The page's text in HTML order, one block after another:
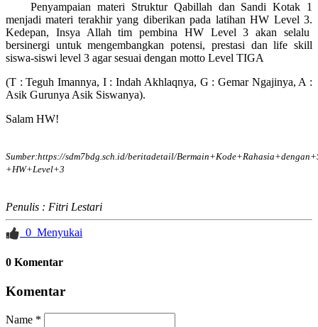
Penyampaian materi Struktur Qabillah dan Sandi Kotak 1
menjadi materi terakhir yang diberikan pada latihan HW Level 3.
Kedepan, Insya Allah tim pembina HW Level 3 akan selalu
bersinergi untuk mengembangkan potensi, prestasi dan life skill
siswa-siswi level 3 agar sesuai dengan motto Level TIGA
(T : Teguh Imannya, I : Indah Akhlaqnya, G : Gemar Ngajinya, A :
Asik Gurunya Asik Siswanya).
Salam HW!
Sumber:https://sdm7bdg.sch.id/beritadetail/
+HW+Level+3
Penulis : Fitri Lestari
0 Menyukai
0 Komentar
Komentar
Name *